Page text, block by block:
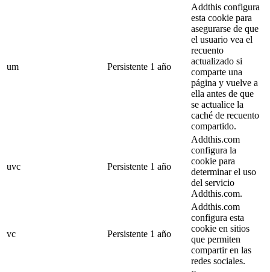
um Persistente 1 año
Addthis configura
esta cookie para
asegurarse de que
el usuario vea el
recuento
actualizado si
comparte una
página y vuelve a
ella antes de que
se actualice la
caché de recuento
compartido.
uvc Persistente 1 año
Addthis.com
configura la
cookie para
determinar el uso
del servicio
Addthis.com.
vc Persistente 1 año
Addthis.com
configura esta
cookie en sitios
que permiten
compartir en las
redes sociales.